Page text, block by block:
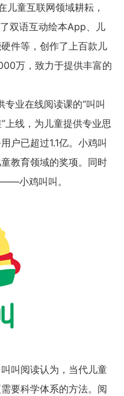
童互联网领域耕耘，
双语互动绘本App、儿
件等，创作了上百款儿
万，致力于提供丰富的
业在线阅读课的“叫叫
上线，为儿童提供专业思
户已超过1.1亿。小鸡叫
教育领域的奖项。同时
小鸡叫叫。
叫阅读认为，当代儿童
要科学体系的方法。阅